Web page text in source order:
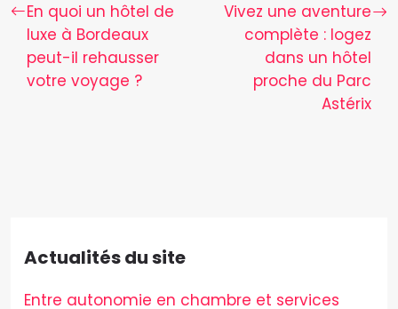
En quoi un hôtel de
luxe à Bordeaux
peut-il rehausser
votre voyage ?
Vivez une aventure
complète : logez
dans un hôtel
proche du Parc
Astérix
Actualités du site
Entre autonomie en chambre et services